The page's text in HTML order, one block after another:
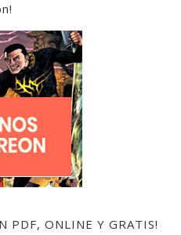
PDF, ONLINE Y GRATIS!